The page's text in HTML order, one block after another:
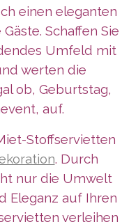
einen eleganten
Schaffen Sie
Umfeld mit
werten die
ob, Geburtstag,
auf.
Stoffservietten
. Durch
nur die Umwelt
Eleganz auf Ihren
verleihen